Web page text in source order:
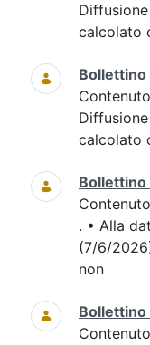
calcolato
Bollettino
calcolato
Bollettino
. • Alla
(7/6/
non
Bollettino